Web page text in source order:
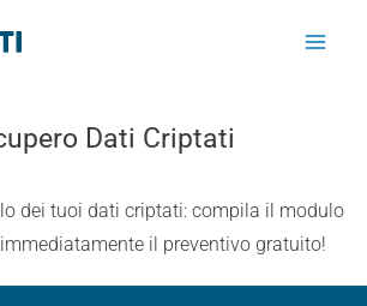
Dati Criptati
dei tuoi dati criptati: compila il modulo
il preventivo gratuito!